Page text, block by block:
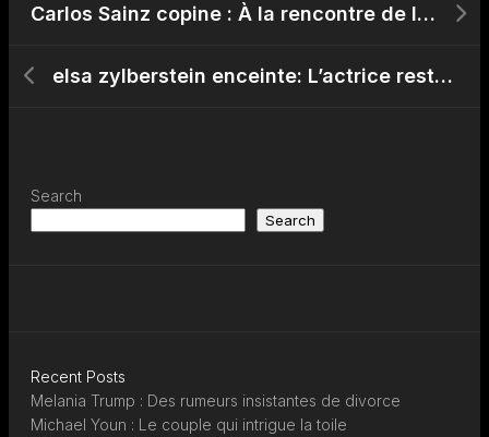
Carlos Sainz copine : À la rencontre de la femme qui partage sa vie
elsa zylberstein enceinte: L’actrice reste discrète sur les rumeurs
Search
Search
Recent Posts
Melania Trump : Des rumeurs insistantes de divorce
Michael Youn : Le couple qui intrigue la toile